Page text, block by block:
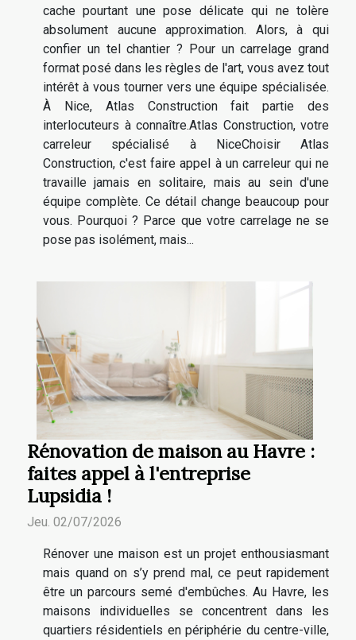
cache pourtant une pose délicate qui ne tolère
absolument aucune approximation. Alors, à qui
confier un tel chantier ? Pour un carrelage grand
format posé dans les règles de l'art, vous avez tout
intérêt à vous tourner vers une équipe spécialisée.
À Nice, Atlas Construction fait partie des
interlocuteurs à connaître.Atlas Construction, votre
carreleur spécialisé à NiceChoisir Atlas
Construction, c'est faire appel à un carreleur qui ne
travaille jamais en solitaire, mais au sein d'une
équipe complète. Ce détail change beaucoup pour
vous. Pourquoi ? Parce que votre carrelage ne se
pose pas isolément, mais...
Rénovation de maison au Havre :
faites appel à l'entreprise
Lupsidia !
Jeu. 02/07/2026
Rénover une maison est un projet enthousiasmant
mais quand on s’y prend mal, ce peut rapidement
être un parcours semé d'embûches. Au Havre, les
maisons individuelles se concentrent dans les
quartiers résidentiels en périphérie du centre-ville,